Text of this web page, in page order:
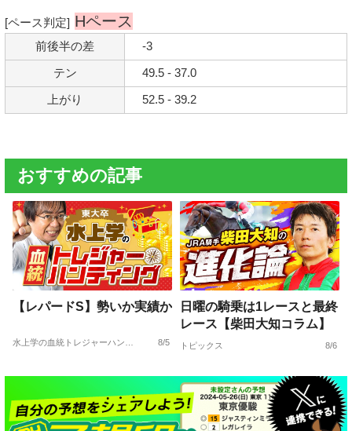
[ペース判定] Hペース
前後半の差 -3
テン 49.5 - 37.0
上がり 52.5 - 39.2
おすすめの記事
【レパードS】勢いか実績か
水上学の血統トレジャーハンティング 8/5
日曜の騎乗は1レースと最終
レース【柴田大知コラム】
トピックス 8/6